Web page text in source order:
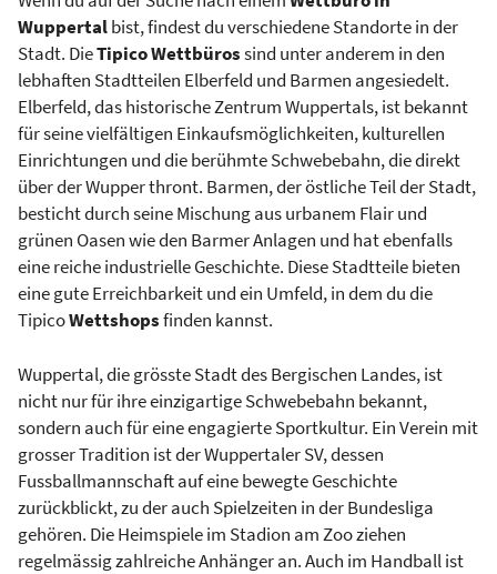
Wuppertalbist, findest du verschiedene Standorte in der
Stadt. DieTipico Wettbürossind unter anderem in den
lebhaften Stadtteilen Elberfeld und Barmen angesiedelt.
Elberfeld, das historische Zentrum Wuppertals, ist bekannt
für seine vielfältigen Einkaufsmöglichkeiten, kulturellen
Einrichtungen und die berühmte Schwebebahn, die direkt
über der Wupper thront. Barmen, der östliche Teil der Stadt,
besticht durch seine Mischung aus urbanem Flair und
grünen Oasen wie den Barmer Anlagen und hat ebenfalls
eine reiche industrielle Geschichte. Diese Stadtteile bieten
eine gute Erreichbarkeit und ein Umfeld, in dem du die
TipicoWettshopsfinden kannst.
Wuppertal, die grösste Stadt des Bergischen Landes, ist
nicht nur für ihre einzigartige Schwebebahn bekannt,
sondern auch für eine engagierte Sportkultur. Ein Verein mit
grosser Tradition ist der Wuppertaler SV, dessen
Fussballmannschaft auf eine bewegte Geschichte
zurückblickt, zu der auch Spielzeiten in der Bundesliga
gehören. Die Heimspiele im Stadion am Zoo ziehen
regelmässig zahlreiche Anhänger an. Auch im Handball ist